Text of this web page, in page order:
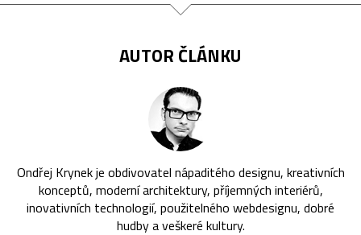
AUTOR ČLÁNKU
Ondřej Krynek je obdivovatel nápaditého designu, kreativních
konceptů, moderní architektury, příjemných interiérů,
inovativních technologií, použitelného webdesignu, dobré
hudby a veškeré kultury.